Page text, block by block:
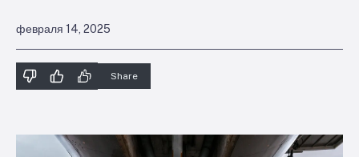
февраля 14, 2025
Share